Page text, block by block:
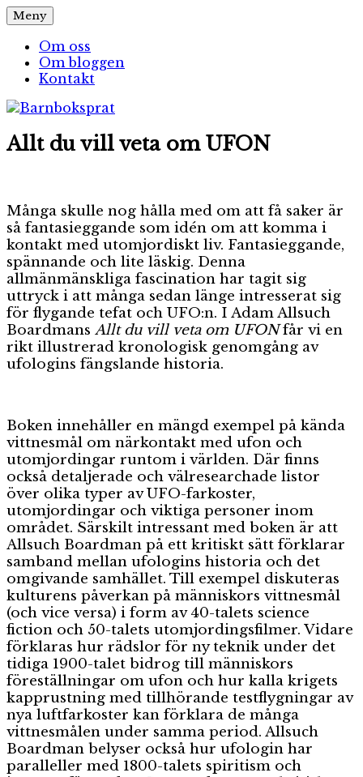
Hoppa
till
innehåll
Barnboksprat
– en blogg om barnböcker
Meny
Om oss
Om bloggen
Kontakt
Allt du vill veta om UFON
Många skulle nog hålla med om att få saker är
så fantasieggande som idén om att komma i
kontakt med utomjordiskt liv. Fantasieggande,
spännande och lite läskig. Denna
allmänmänskliga fascination har tagit sig
uttryck i att många sedan länge intresserat sig
för flygande tefat och UFO:n. I Adam Allsuch
Boardmans Allt du vill veta om UFONfår vi en
rikt illustrerad kronologisk genomgång av
ufologins fängslande historia.
Boken innehåller en mängd exempel på kända
vittnesmål om närkontakt med ufon och
utomjordingar runtom i världen. Där finns
också detaljerade och välresearchade listor
över olika typer av UFO-farkoster,
utomjordingar och viktiga personer inom
området. Särskilt intressant med boken är att
Allsuch Boardman på ett kritiskt sätt förklarar
samband mellan ufologins historia och det
omgivande samhället. Till exempel diskuteras
kulturens påverkan på människors vittnesmål
(och vice versa) i form av 40-talets science
fiction och 50-talets utomjordingsfilmer. Vidare
förklaras hur rädslor för ny teknik under det
tidiga 1900-talet bidrog till människors
föreställningar om ufon och hur kalla krigets
kapprustning med tillhörande testflygningar av
nya luftfarkoster kan förklara de många
vittnesmålen under samma period. Allsuch
Boardman belyser också hur ufologin har
paralleller med 1800-talets spiritism och